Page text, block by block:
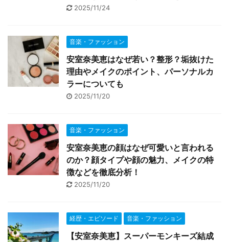
2025/11/24
音楽・ファッション
安室奈美恵はなぜ若い？整形？垢抜けた
理由やメイクのポイント、パーソナルカ
ラーについても
2025/11/20
音楽・ファッション
安室奈美恵の顔はなぜ可愛いと言われる
のか？顔タイプや顔の魅力、メイクの特
徴などを徹底分析！
2025/11/20
経歴・エピソード 音楽・ファッション
【安室奈美恵】スーパーモンキーズ結成